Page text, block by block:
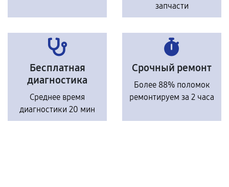
запчасти
Бесплатная
диагностика
Среднее время
диагностики 20 мин
Срочный ремонт
Более 88% поломок
ремонтируем за 2 часа